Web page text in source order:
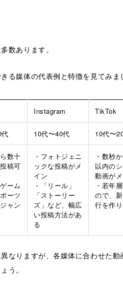
数あります。
る媒体の代表例と特徴を見てみま
Instagram TikTok
10代〜40代 10代〜
数十
稿可
ーム
ーツ
ャン
・フォトジェニ
ックな投稿がメ
イン
・「リール」
「ストーリー
ズ」など、幅広
い投稿方法があ
る
・数秒
以内の
動画が
・若年
ので、
行を作
なりますが、各媒体に合わせた
う。